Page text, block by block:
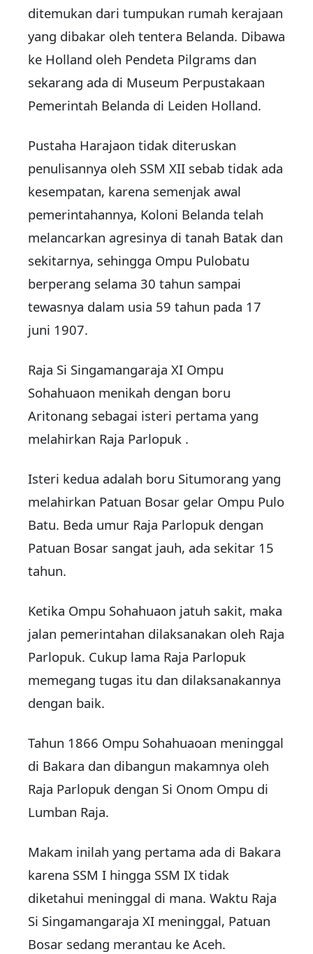
ditemukan dari tumpukan rumah kerajaan
yang dibakar oleh tentera Belanda. Dibawa
ke Holland oleh Pendeta Pilgrams dan
sekarang ada di Museum Perpustakaan
Pemerintah Belanda di Leiden Holland.
Pustaha Harajaon tidak diteruskan
penulisannya oleh SSM XII sebab tidak ada
kesempatan, karena semenjak awal
pemerintahannya, Koloni Belanda telah
melancarkan agresinya di tanah Batak dan
sekitarnya, sehingga Ompu Pulobatu
berperang selama 30 tahun sampai
tewasnya dalam usia 59 tahun pada 17
juni 1907.
Raja Si Singamangaraja XI Ompu
Sohahuaon menikah dengan boru
Aritonang sebagai isteri pertama yang
melahirkan Raja Parlopuk .
Isteri kedua adalah boru Situmorang yang
melahirkan Patuan Bosar gelar Ompu Pulo
Batu. Beda umur Raja Parlopuk dengan
Patuan Bosar sangat jauh, ada sekitar 15
tahun.
Ketika Ompu Sohahuaon jatuh sakit, maka
jalan pemerintahan dilaksanakan oleh Raja
Parlopuk. Cukup lama Raja Parlopuk
memegang tugas itu dan dilaksanakannya
dengan baik.
Tahun 1866 Ompu Sohahuaoan meninggal
di Bakara dan dibangun makamnya oleh
Raja Parlopuk dengan Si Onom Ompu di
Lumban Raja.
Makam inilah yang pertama ada di Bakara
karena SSM I hingga SSM IX tidak
diketahui meninggal di mana. Waktu Raja
Si Singamangaraja XI meninggal, Patuan
Bosar sedang merantau ke Aceh.